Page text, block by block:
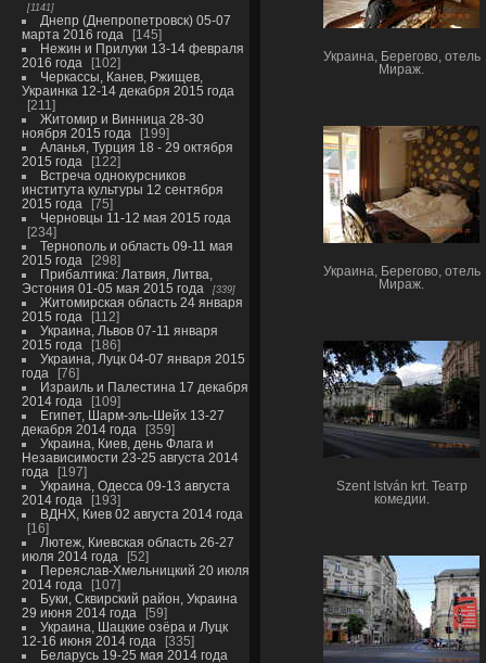
1141
Днепр (Днепропетровск) 05-07
марта 2016 года
145
Нежин и Прилуки 13-14 февраля
2016 года
102
Черкассы, Канев, Ржищев,
Украинка 12-14 декабря 2015 года
211
Житомир и Винница 28-30
ноября 2015 года
199
Аланья, Турция 18 - 29 октября
2015 года
122
Встреча однокурсников
института культуры 12 сентября
2015 года
75
Черновцы 11-12 мая 2015 года
234
Тернополь и область 09-11 мая
2015 года
298
Прибалтика: Латвия, Литва,
Эстония 01-05 мая 2015 года
339
Житомирская область 24 января
2015 года
112
Украина, Львов 07-11 января
2015 года
186
Украина, Луцк 04-07 января 2015
года
76
Израиль и Палестина 17 декабря
2014 года
109
Египет, Шарм-эль-Шейх 13-27
декабря 2014 года
359
Украина, Киев, день Флага и
Независимости 23-25 августа 2014
года
197
Украина, Одесса 09-13 августа
2014 года
193
ВДНХ, Киев 02 августа 2014 года
16
Лютеж, Киевская область 26-27
июля 2014 года
52
Переяслав-Хмельницкий 20 июля
2014 года
107
Буки, Сквирский район, Украина
29 июня 2014 года
59
Украина, Шацкие озёра и Луцк
12-16 июня 2014 года
335
Беларусь 19-25 мая 2014 года
Украина, Берегово, отель
Мираж.
Украина, Берегово, отель
Мираж.
Szent István krt. Театр
комедии.